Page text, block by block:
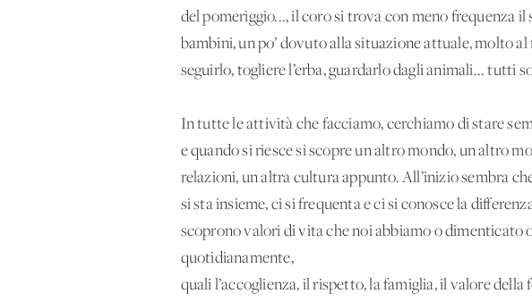
del pomeriggio..., il coro si trova con meno frequenza
bambini, un po’ dovuto alla situazione attuale, molto
seguirlo, togliere l’erba, guardarlo dagli animali... tutti
In tutte le attività che facciamo, cerchiamo di stare
e quando si riesce si scopre un altro mondo, un altro
relazioni, un'altra cultura appunto. All’inizio sembra
si sta insieme, ci si frequenta e ci si conosce la
scoprono valori di vita che noi abbiamo o dimenticato
quotidianamente,
quali l’accoglienza, il rispetto, la famiglia, il valore